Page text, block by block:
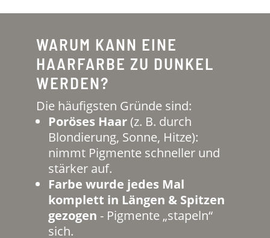
WARUM KANN EINE
HAARFARBE ZU DUNKEL
WERDEN?
Die häufigsten Gründe sind:
Poröses Haar (z. B. durch
Blondierung, Sonne, Hitze):
nimmt Pigmente schneller und
stärker auf.
Farbe wurde jedes Mal
komplett in Längen & Spitzen
gezogen - Pigmente „stapeln“
sich.